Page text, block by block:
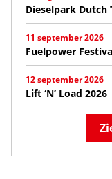
Dieselpark Dutch
11 september 2026
Fuelpower
12 september 2026
Lift ‘N’ Load 2026